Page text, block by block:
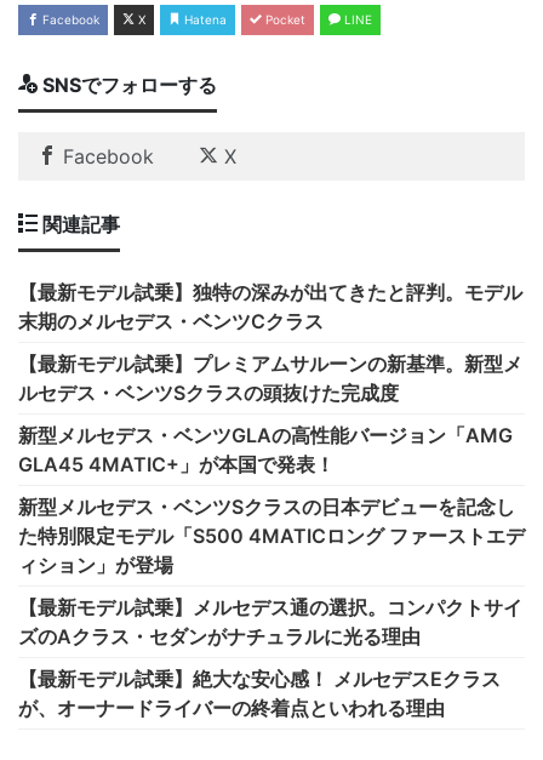
Facebook X Hatena Pocket LINE
SNSでフォローする
Facebook X
関連記事
【最新モデル試乗】独特の深みが出てきたと評判。モデル
末期のメルセデス・ベンツCクラス
【最新モデル試乗】プレミアムサルーンの新基準。新型メ
ルセデス・ベンツSクラスの頭抜けた完成度
新型メルセデス・ベンツGLAの高性能バージョン「AMG
GLA45 4MATIC+」が本国で発表！
新型メルセデス・ベンツSクラスの日本デビューを記念し
た特別限定モデル「S500 4MATICロング ファーストエデ
ィション」が登場
【最新モデル試乗】メルセデス通の選択。コンパクトサイ
ズのAクラス・セダンがナチュラルに光る理由
【最新モデル試乗】絶大な安心感！ メルセデスEクラス
が、オーナードライバーの終着点といわれる理由